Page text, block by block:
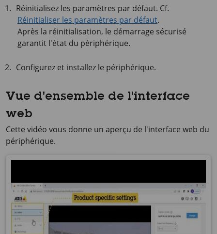
Réinitialisez les paramètres par défaut. Cf.
Réinitialiser les paramètres par défaut.
Après la réinitialisation, le démarrage sécurisé
garantit l'état du périphérique.
Configurez et installez le périphérique.
Vue d'ensemble de l'interface
web
Cette vidéo vous donne un aperçu de l'interface web du
périphérique.